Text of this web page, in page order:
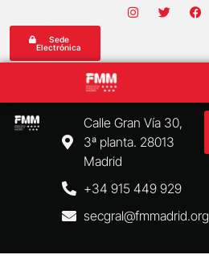
Sede
Electrónica
Calle Gran Vía 30,
3ª planta. 28013
Madrid
+34 915 449 929
secgral@fmmadrid.org